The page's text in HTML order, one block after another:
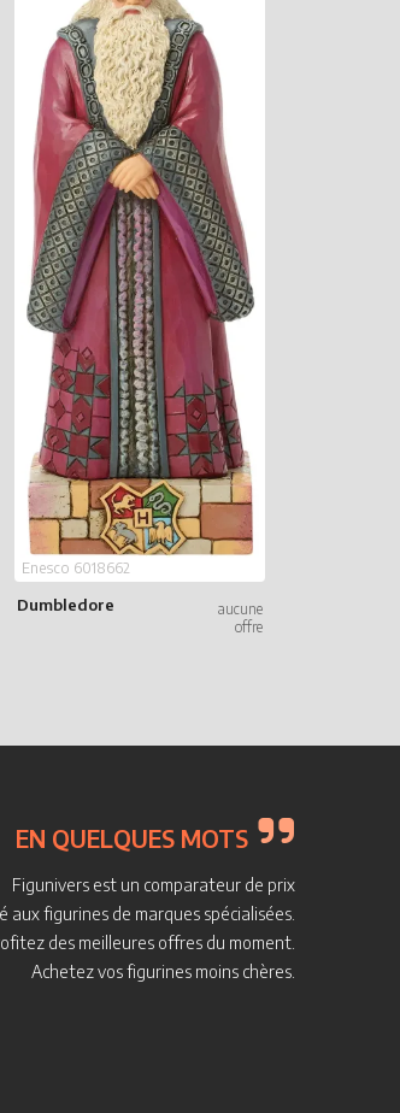
Dumbledore
Enesco 6018662
EN QUELQUES MOTS
Figunivers est un comparateur de prix
aux figurines de marques spécialisées.
des meilleures offres du moment.
Achetez vos figurines moins chères.